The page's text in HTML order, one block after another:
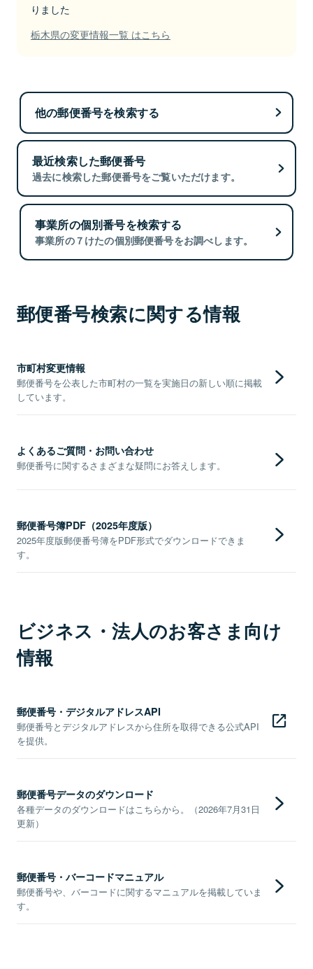
りました
栃木県の変更情報一覧 はこちら
他の郵便番号を検索する
最近検索した郵便番号
過去に検索した郵便番号をご覧いただけます。
事業所の個別番号を検索する
事業所の７けたの個別郵便番号をお調べします。
郵便番号検索に関する情報
市町村変更情報
郵便番号を公表した市町村の一覧を実施日の新しい順に掲載
しています。
よくあるご質問・お問い合わせ
郵便番号に関するさまざまな疑問にお答えします。
郵便番号簿PDF（2025年度版）
2025年度版郵便番号簿をPDF形式でダウンロードできま
す。
ビジネス・法人のお客さま向け
情報
郵便番号・デジタルアドレスAPI
郵便番号とデジタルアドレスから住所を取得できる公式API
を提供。
郵便番号データのダウンロード
各種データのダウンロードはこちらから。（2026年7月31日
更新）
郵便番号・バーコードマニュアル
郵便番号や、バーコードに関するマニュアルを掲載していま
す。